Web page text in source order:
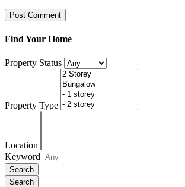
Find Your Home
Property Status
Property Type
Location
Keyword